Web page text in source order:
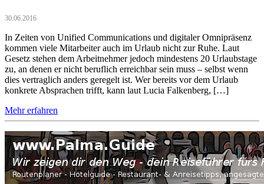
30.06.2016
In Zeiten von Unified Communications und digitaler Omnipräsenz
kommen viele Mitarbeiter auch im Urlaub nicht zur Ruhe. Laut
Gesetz stehen dem Arbeitnehmer jedoch mindestens 20 Urlaubstage
zu, an denen er nicht beruflich erreichbar sein muss – selbst wenn
dies vertraglich anders geregelt ist. Wer bereits vor dem Urlaub
konkrete Absprachen trifft, kann laut Lucia Falkenberg, […]
Mehr erfahren